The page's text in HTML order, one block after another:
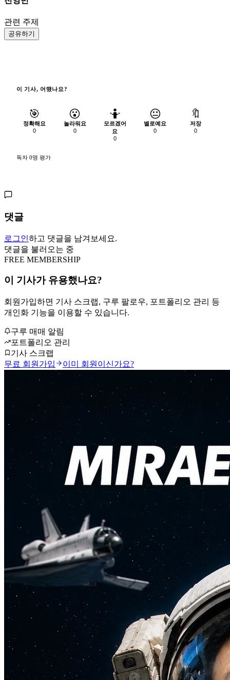
관련 주제
공유하기
이 기사, 어땠나요?
🎯
정확해요
0
😮
놀라워요
0
🤷
모르겠어
요
0
😐
별로예요
0
🔖
저장
0
독자 0명 평가
댓글
로그인하고 댓글을 남겨보세요.
댓글을 불러오는 중
FREE MEMBERSHIP
이 기사가 유용했나요?
회원가입하면 기사 스크랩, 구루 팔로우, 포트폴리오 관리 등
개인화 기능을 이용할 수 있습니다.
구루 매매 알림
포트폴리오 관리
기사 스크랩
무료 회원가입
이미 회원이신가요?